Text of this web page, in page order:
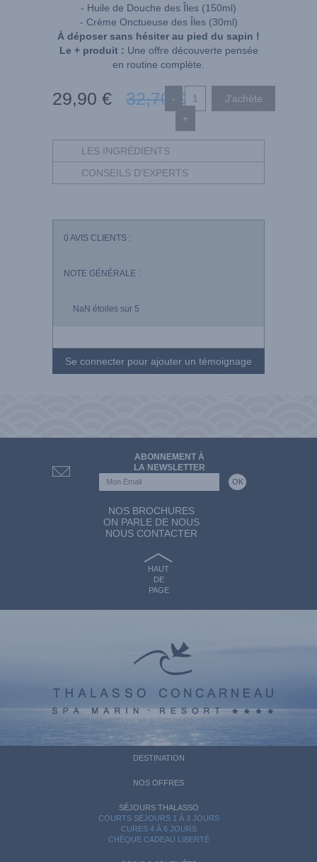
- Huile de Douche des Îles (150ml)
- Crème Onctueuse des Îles (30ml)
À déposer sans hésiter au pied du sapin !
Le + produit : Une offre découverte pensée
en routine complète.
29,90 € 32,70 €
-
+
LES INGRÉDIENTS
CONSEILS D'EXPERTS
0 AVIS CLIENTS :
NOTE GÉNÉRALE :
NaN étoiles sur 5
Se connecter pour ajouter un témoignage
ABONNEMENT À
LA NEWSLETTER
NOS BROCHURES
ON PARLE DE NOUS
NOUS CONTACTER
HAUT
DE
PAGE
DESTINATION
NOS OFFRES
SÉJOURS THALASSO
COURTS SÉJOURS 1 À 3 JOURS
CURES 4 À 6 JOURS
CHÈQUE CADEAU LIBERTÉ